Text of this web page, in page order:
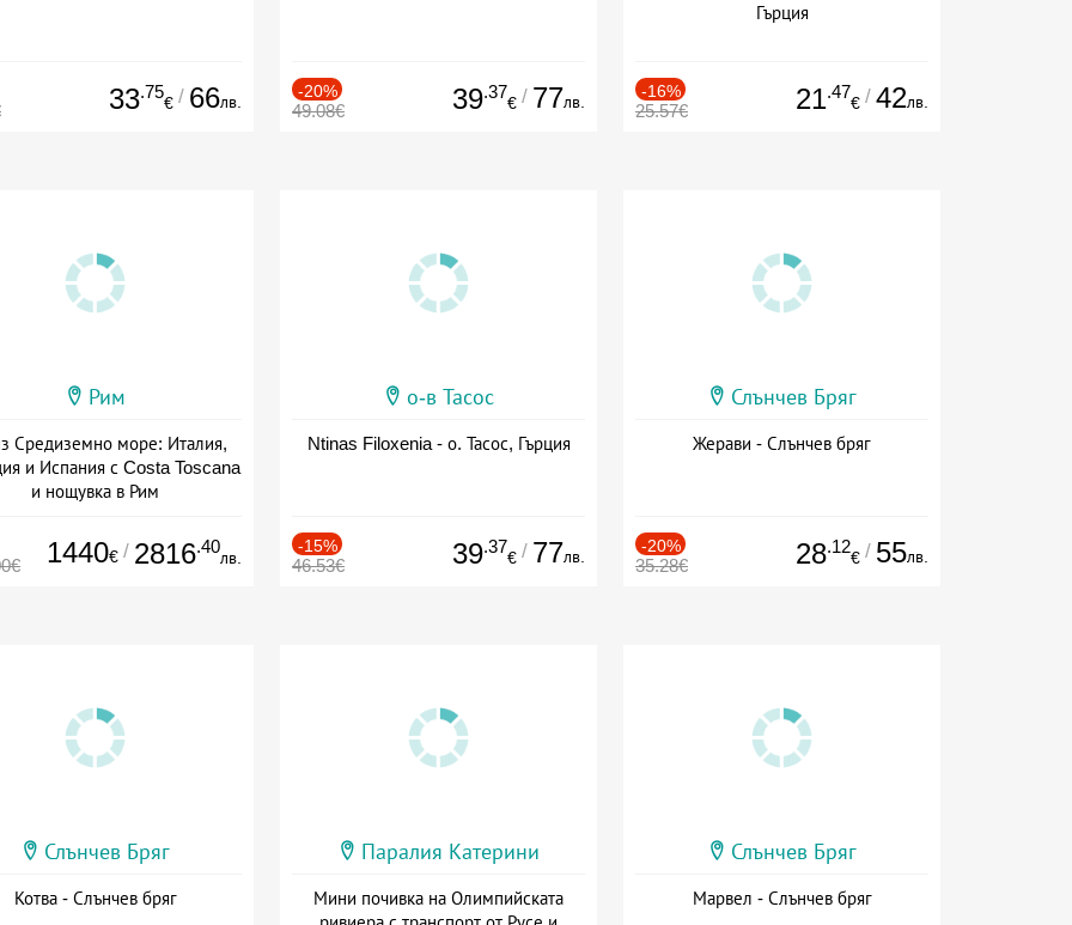
33.75
€ / 66лв.
-20%
49.08€ 39.37
€ / 77лв.
Гърция
-16%
25.57€ 21.47
€ / 42лв.
Рим
Средиземно море: Италия,
и Испания с Costa Toscana
и нощувка в Рим
1440€ / 2816.40
лв.
о-в Тасос
Ntinas Filoxenia - о. Тасос, Гърция
-15%
46.53€ 39.37
€ / 77лв.
Слънчев Бряг
Жерави - Слънчев бряг
-20%
35.28€ 28.12
€ / 55лв.
Слънчев Бряг
Котва - Слънчев бряг
Паралия Катерини
Мини почивка на Олимпийската
Слънчев Бряг
Марвел - Слънчев бряг